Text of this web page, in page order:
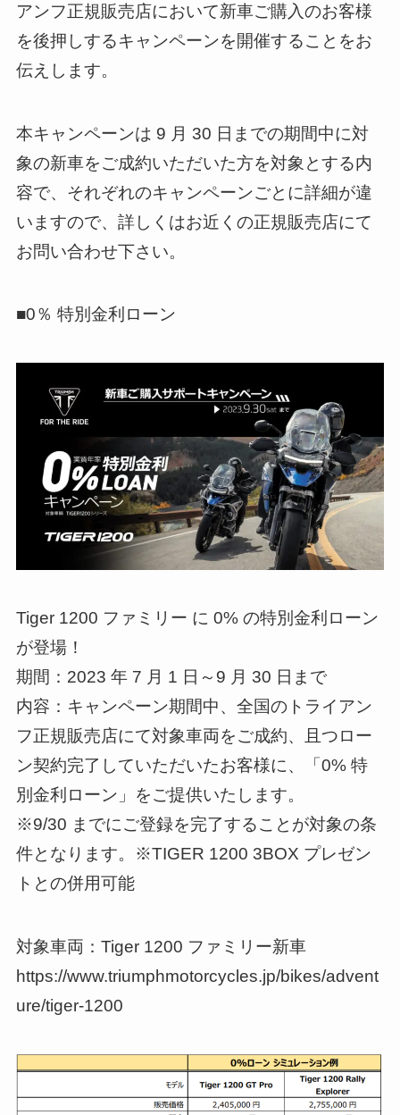
アンフ正規販売店において新車ご購入のお客様
を後押しするキャンペーンを開催することをお
伝えします。
本キャンペーンは 9 月 30 日までの期間中に対
象の新車をご成約いただいた方を対象とする内
容で、それぞれのキャンペーンごとに詳細が違
いますので、詳しくはお近くの正規販売店にて
お問い合わせ下さい。
■0％ 特別金利ローン
Tiger 1200 ファミリー に 0% の特別金利ローン
が登場！
期間：2023 年 7 月 1 日～9 月 30 日まで
内容：キャンペーン期間中、全国のトライアン
フ正規販売店にて対象車両をご成約、且つロー
ン契約完了していただいたお客様に、「0% 特
別金利ローン」をご提供いたします。
※9/30 までにご登録を完了することが対象の条
件となります。※TIGER 1200 3BOX プレゼン
トとの併用可能
対象車両：Tiger 1200 ファミリー新車
https://www.triumphmotorcycles.jp/bikes/advent
ure/tiger-1200